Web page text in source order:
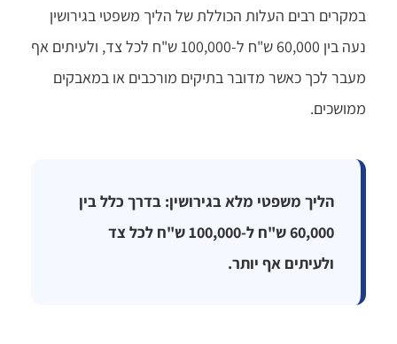
במקרים רבים העלות הכוללת של הליך משפטי בגירושין
נעה בין 60,000 ש"ח ל-100,000 ש"ח לכל צד, ולעיתים אף
מעבר לכך כאשר מדובר בתיקים מורכבים או במאבקים
ממושכים.
הליך משפטי מלא בגירושין: בדרך כלל בין
60,000 ש"ח ל-100,000 ש"ח לכל צד
ולעיתים אף יותר.